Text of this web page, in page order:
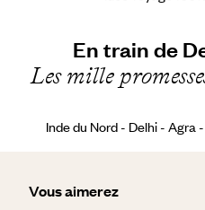
En train de
Les mille
Inde du Nord - Delhi - Agra
Vous aimerez